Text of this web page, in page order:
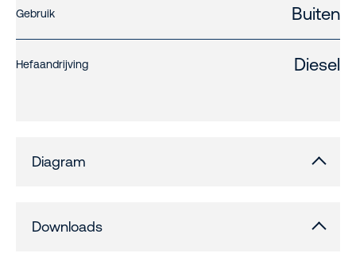
Gebruik Buiten
Hefaandrijving Diesel
Diagram
Downloads